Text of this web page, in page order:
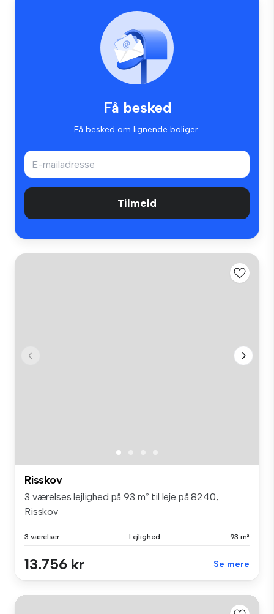
Få besked
Få besked om lignende boliger.
Tilmeld
Risskov
3 værelses lejlighed på 93 m² til leje på 8240,
Risskov
3 værelser Lejlighed 93 m²
13.756 kr Se mere